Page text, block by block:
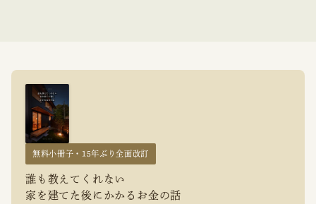
無料小冊子・15年ぶり全面改訂
誰も教えてくれない
家を建てた後にかかるお金の話